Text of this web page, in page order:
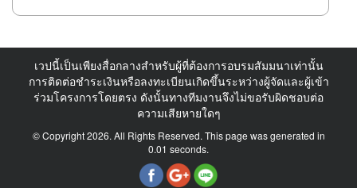
เกิดขึ้นมาได้ 3.ควรสร้างทัศนะคติแบบ “ฉันทำได้”นี่คือหนึ่งในทัศนะคติที่สำคัญ
นี้และเราก็จะเห็นเราสามารถทำสิ่งต่างๆได้ ซึ่งจะก่อให้เกิดแรงบันดาลใจที่จะทำ
สิ่งต่างๆให้ประสบความสำเร็จ 4.รู้จักบริหารเวลาได้อย่างมีประสิทธิภาพและชาญ
ฉลาดทุกคนในโลกนี้มีเวลา 24 ชั่วโมงเท่ากันหมด แต่สิ่งที่ทำให้เกิดความแตกต่าง
คือ ใครใช้เวลาที่มีอยู่นั้นได้คุ้มค่ากว่ากัน ได้ทุ่มเทเวลาทั้งหมดไปกับเป้าหมายของ
ตนหรือไม่ เมื่อตระหนักได้ตามนี้จะทำให้รู้ว่าควรมุ่งมั่นต่อเป้าหมายของตนและ
ดำเนินชีวิตได้ดียิ่งขึ้น 5.ความผิดพลาดมีไว้ให้เรียนรู้ไม่ได้มีไว้ให้เจ็บช้ำหรือโศก
เศร้าเสียใจ แน่นอนว่าเราทุกคนไม่สามารถห้ามการเสียใจหรือโศกเศร้าเมื่อเกิด
ความผิดพลาดได้ แต่สิ่งที่สำคัญกว่าคือ เมื่อรู้ว่าผิดพลาดแล้วให้คิดหาสาเหตุของ
ประสบความสำเร็จส่วนใหญ่จะใช้เวลาอย่างน้อย 1 ชั่วโมงต่อวัน ในการคิดเพื่อที่
จะคิดอย่างมีประสิทธิภาพ การจดบันทึกจะช่วยให้เราจำสิ่งๆนั้นได้ดีขึ้นหลายเท่า
เวปนี้เป็นเพียงสื่อกลางสำหรับผู้ที่ต้องการอบรมสัมมนาเท่านั้น
การติดต่อชำระเงินหรือลงทะเบียนเกิดขึ้นระหว่างผู้จัดและผู้เข้า
ร่วมโครงการโดยตรง ดังนั้นทางทีมงานจึงไม่ขอรับผิดชอบต่อ
ความเสียหายใดๆ
© Copyright 2026. All Rights Reserved. This page was generated in
0.01 seconds.